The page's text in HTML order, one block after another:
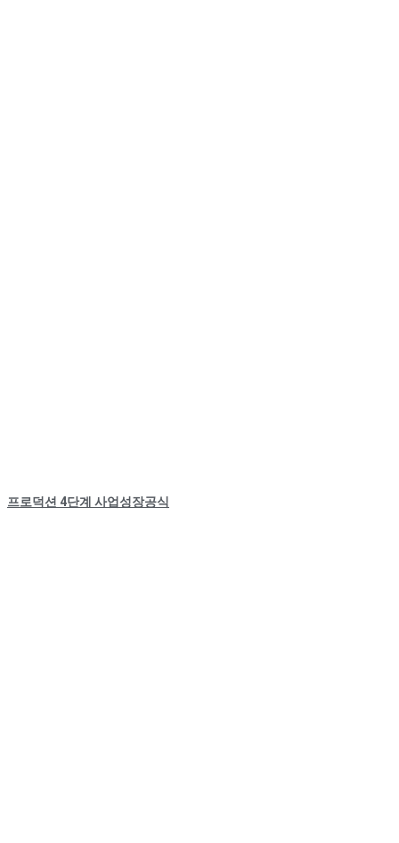
프로덕션 4단계 사업성장공식